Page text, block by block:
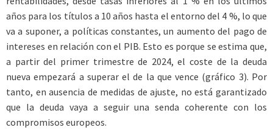
años para los títulos a 10 años hasta el entorno del 4 %, lo que
va a suponer, a políticas constantes, un aumento del pago de
intereses en relación con el PIB. Esto es porque se estima que,
a partir del primer trimestre de 2024, el coste de la deuda
nueva empezará a superar el de la que vence (gráfico 3). Por
tanto, en ausencia de medidas de ajuste, no está garantizado
que la deuda vaya a seguir una senda coherente con los
compromisos europeos.